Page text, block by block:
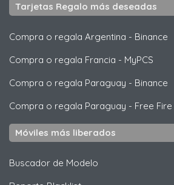
Tarjetas Regalo más deseadas
Compra o regala Argentina - Binance
Compra o regala Francia - MyPCS
Compra o regala Paraguay - Binance
Compra o regala Paraguay - Free Fire
Móviles más liberados
Buscador de Modelo